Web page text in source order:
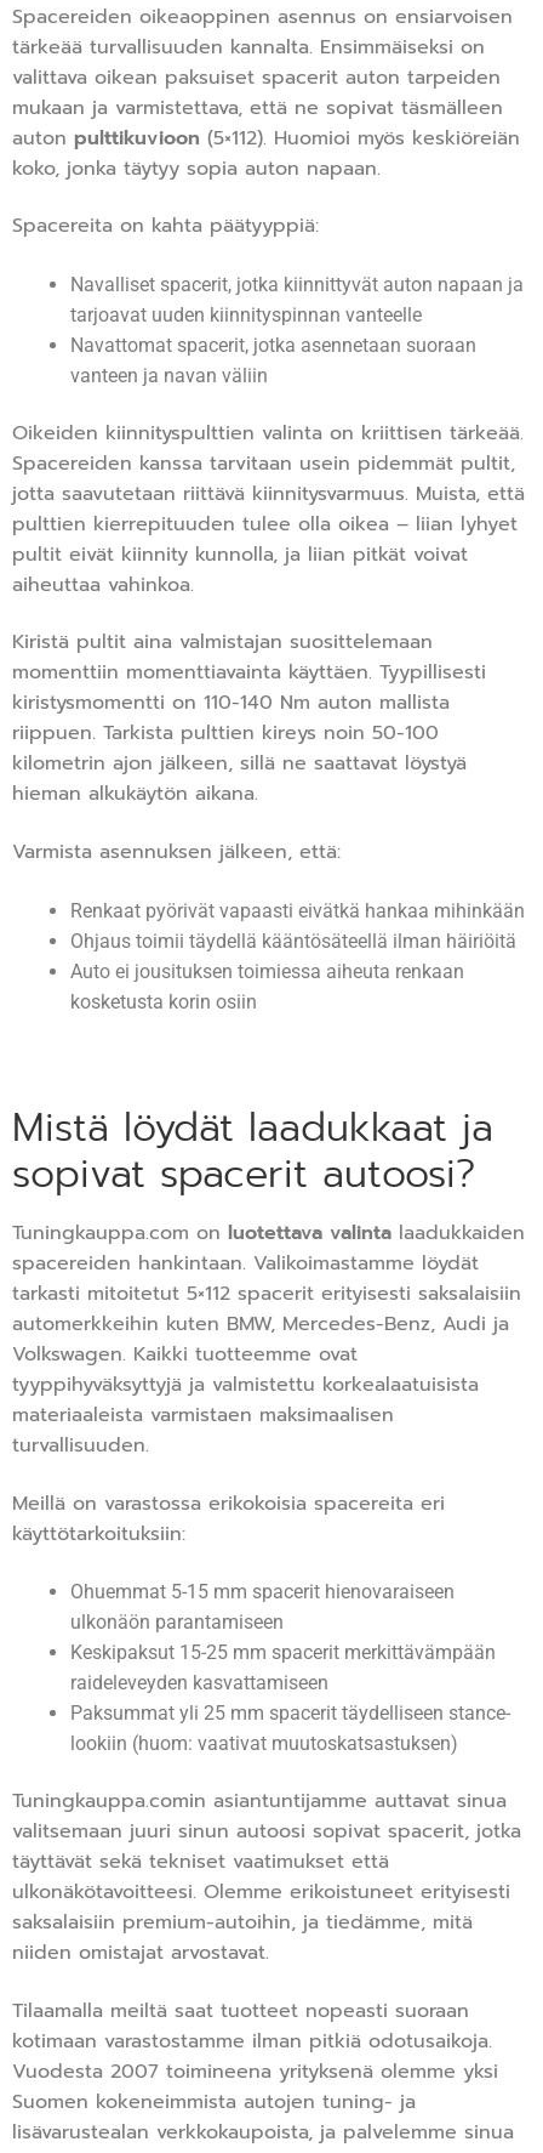
Spacereiden oikeaoppinen asennus on ensiarvoisen
tärkeää turvallisuuden kannalta. Ensimmäiseksi on
valittava oikean paksuiset spacerit auton tarpeiden
mukaan ja varmistettava, että ne sopivat täsmälleen
auton pulttikuvioon (5×112). Huomioi myös keskiöreiän
koko, jonka täytyy sopia auton napaan.
Spacereita on kahta päätyyppiä:
Navalliset spacerit, jotka kiinnittyvät auton napaan ja
tarjoavat uuden kiinnityspinnan vanteelle
Navattomat spacerit, jotka asennetaan suoraan
vanteen ja navan väliin
Oikeiden kiinnityspulttien valinta on kriittisen tärkeää.
Spacereiden kanssa tarvitaan usein pidemmät pultit,
jotta saavutetaan riittävä kiinnitysvarmuus. Muista, että
pulttien kierrepituuden tulee olla oikea – liian lyhyet
pultit eivät kiinnity kunnolla, ja liian pitkät voivat
aiheuttaa vahinkoa.
Kiristä pultit aina valmistajan suosittelemaan
momenttiin momenttiavainta käyttäen. Tyypillisesti
kiristysmomentti on 110-140 Nm auton mallista
riippuen. Tarkista pulttien kireys noin 50-100
kilometrin ajon jälkeen, sillä ne saattavat löystyä
hieman alkukäytön aikana.
Varmista asennuksen jälkeen, että:
Renkaat pyörivät vapaasti eivätkä hankaa mihinkään
Ohjaus toimii täydellä kääntösäteellä ilman häiriöitä
Auto ei jousituksen toimiessa aiheuta renkaan
kosketusta korin osiin
Mistä löydät laadukkaat ja
sopivat spacerit autoosi?
Tuningkauppa.com on luotettava valinta laadukkaiden
spacereiden hankintaan. Valikoimastamme löydät
tarkasti mitoitetut 5×112 spacerit erityisesti saksalaisiin
automerkkeihin kuten BMW, Mercedes-Benz, Audi ja
Volkswagen. Kaikki tuotteemme ovat
tyyppihyväksyttyjä ja valmistettu korkealaatuisista
materiaaleista varmistaen maksimaalisen
turvallisuuden.
Meillä on varastossa erikokoisia spacereita eri
käyttötarkoituksiin:
Ohuemmat 5-15 mm spacerit hienovaraiseen
ulkonäön parantamiseen
Keskipaksut 15-25 mm spacerit merkittävämpään
raideleveyden kasvattamiseen
Paksummat yli 25 mm spacerit täydelliseen stance-
lookiin (huom: vaativat muutoskatsastuksen)
Tuningkauppa.comin asiantuntijamme auttavat sinua
valitsemaan juuri sinun autoosi sopivat spacerit, jotka
täyttävät sekä tekniset vaatimukset että
ulkonäkötavoitteesi. Olemme erikoistuneet erityisesti
saksalaisiin premium-autoihin, ja tiedämme, mitä
niiden omistajat arvostavat.
Tilaamalla meiltä saat tuotteet nopeasti suoraan
kotimaan varastostamme ilman pitkiä odotusaikoja.
Vuodesta 2007 toimineena yrityksenä olemme yksi
Suomen kokeneimmista autojen tuning- ja
lisävarustealan verkkokaupoista, ja palvelemme sinua